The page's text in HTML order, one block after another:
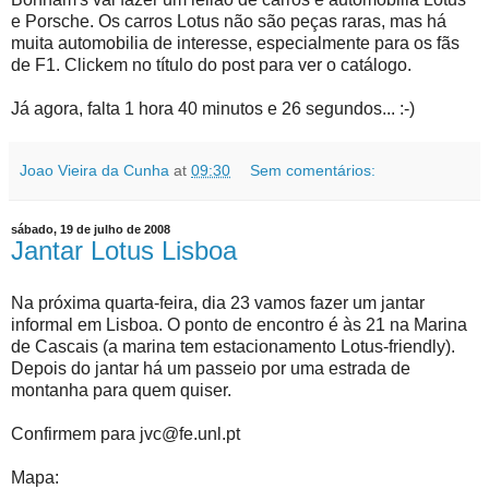
e Porsche. Os carros Lotus não são peças raras, mas há
muita automobilia de interesse, especialmente para os fãs
de F1. Clickem no título do post para ver o catálogo.
Já agora, falta 1 hora 40 minutos e 26 segundos... :-)
Joao Vieira da Cunha at 09:30 Sem comentários:
sábado, 19 de julho de 2008
Jantar Lotus Lisboa
Na próxima quarta-feira, dia 23 vamos fazer um jantar
informal em Lisboa. O ponto de encontro é às 21 na Marina
de Cascais (a marina tem estacionamento Lotus-friendly).
Depois do jantar há um passeio por uma estrada de
montanha para quem quiser.
Confirmem para jvc@fe.unl.pt
Mapa: